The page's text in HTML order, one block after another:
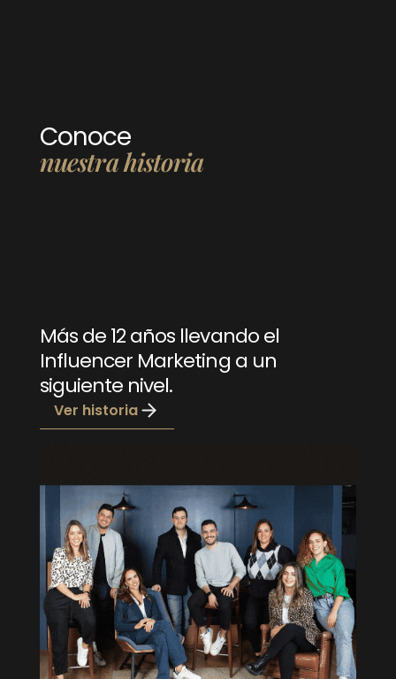
Conoce
nuestra historia
Más de 12 años llevando el
Influencer Marketing a un
siguiente nivel.
Ver historia